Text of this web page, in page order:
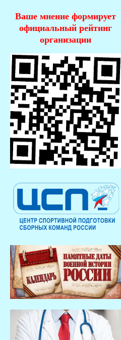
Ваше мнение формирует
официальный рейтинг
организации